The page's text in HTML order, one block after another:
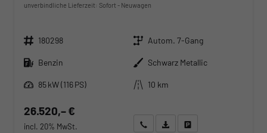
unverbindliche Lieferzeit: Sofort Neuwagen
Fahrzeugnr. 180298 Getriebe Autom. 7-Gang
Kraftstoff Benzin Außenfarbe Schwarz Metallic
Leistung
85 kW (116 PS) Kilometerstand 10 km
26.520,– €
incl. 20% MwSt.
Wir rufen Sie anAngebot drucken (PDF)